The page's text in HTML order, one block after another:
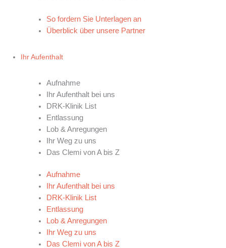
So fordern Sie Unterlagen an
Überblick über unsere Partner
Ihr Aufenthalt
Aufnahme
Ihr Aufenthalt bei uns
DRK-Klinik List
Entlassung
Lob & Anregungen
Ihr Weg zu uns
Das Clemi von A bis Z
Aufnahme
Ihr Aufenthalt bei uns
DRK-Klinik List
Entlassung
Lob & Anregungen
Ihr Weg zu uns
Das Clemi von A bis Z